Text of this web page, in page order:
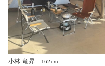
小林 竜昇
162cm